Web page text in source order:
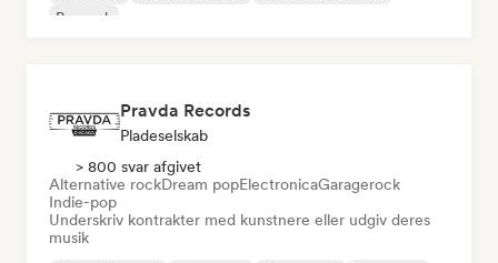
Poprock
Pravda Records
Pladeselskab
> 800 svar afgivet
Alternative rockDream popElectronicaGaragerock
Indie-pop
Underskriv kontrakter med kunstnere eller udgiv deres
musik